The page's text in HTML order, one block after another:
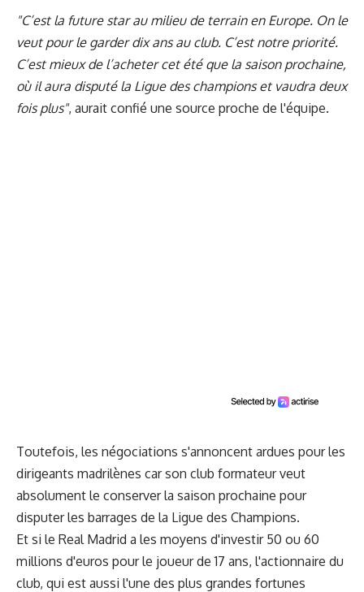
"C’est la future star au milieu de terrain en Europe. On le
veut pour le garder dix ans au club. C’est notre priorité.
C’est mieux de l’acheter cet été que la saison prochaine,
où il aura disputé la Ligue des champions et vaudra deux
fois plus", aurait confié une source proche de l'équipe.
Toutefois, les négociations s'annoncent ardues pour les
dirigeants madrilènes car son club formateur veut
absolument le conserver la saison prochaine pour
disputer les barrages de la Ligue des Champions.
Et si le Real Madrid a les moyens d'investir 50 ou 60
millions d'euros pour le joueur de 17 ans, l'actionnaire du
club, qui est aussi l'une des plus grandes fortunes